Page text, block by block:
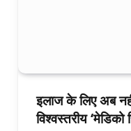
इलाज के लिए अब
विश्वस्तरीय